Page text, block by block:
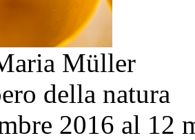
Müller
della natura
2016 al 12